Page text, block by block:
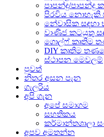
පාපන්දු/
පිරවිය නොහැකි
නේවාසික
වාණිජ කටයුතු
ගොල්ෆ් කෘතිම
DIY කෘතිම
ස්ථාපන මෙවලම්
පුවත්
නිතර අසන පැන
ගැලරිය
අපි ගැන
අපේ සමාගම
සහතිකය
කර්මාන්තශාලා
අපව අමතන්න